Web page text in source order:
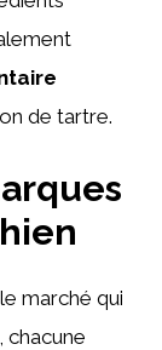
de tartre.
marché qui
chacune